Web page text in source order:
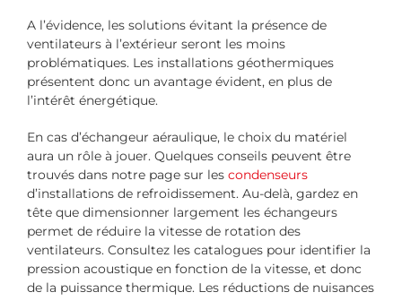
A l’évidence, les solutions évitant la présence de
ventilateurs à l’extérieur seront les moins
problématiques. Les installations géothermiques
présentent donc un avantage évident, en plus de
l’intérêt énergétique.
En cas d’échangeur aéraulique, le choix du matériel
aura un rôle à jouer. Quelques conseils peuvent être
trouvés dans notre page sur les condenseurs
d’installations de refroidissement. Au-delà, gardez en
tête que dimensionner largement les échangeurs
permet de réduire la vitesse de rotation des
ventilateurs. Consultez les catalogues pour identifier la
pression acoustique en fonction de la vitesse, et donc
de la puissance thermique. Les réductions de nuisances